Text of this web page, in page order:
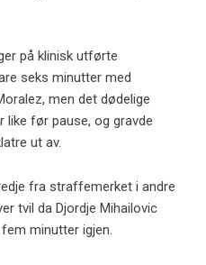
på klinisk utførte
seks minutter med
men det dødelige
før pause, og gravde
ut av.
fra straffemerket i andre
tvil da Djordje Mihailovic
minutter igjen.